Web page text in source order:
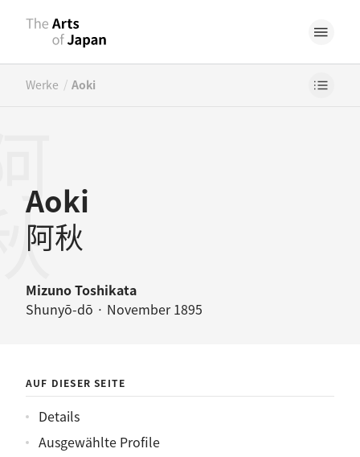
Werke / Aoki
Aoki
阿秋
Mizuno Toshikata
Shunyō-dō · November 1895
AUF DIESER SEITE
Details
Ausgewählte Profile